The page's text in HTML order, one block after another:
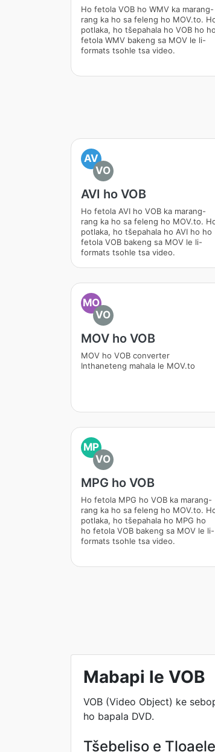
Ho fetola VOB ho WMV ka marang-
rang ka ho sa feleng ho MOV.to.
potlaka, ho tšepahala ho VOB ho ho
fetola WMV bakeng sa MOV le li-
formats tsohle tsa video.
AV
VO
AVI ho VOB
Ho fetola AVI ho VOB ka marang-
rang ka ho sa feleng ho MOV.to.
potlaka, ho tšepahala ho AVI ho ho
fetola VOB bakeng sa MOV le li-
formats tsohle tsa video.
MO
VO
MOV ho VOB
MOV ho VOB converter
Inthaneteng mahala le MOV.to
MP
VO
MPG ho VOB
Ho fetola MPG ho VOB ka marang-
rang ka ho sa feleng ho MOV.to.
potlaka, ho tšepahala ho MPG ho
ho fetola VOB bakeng sa MOV le li-
formats tsohle tsa video.
Mabapi le VOB
VOB (Video Object) ke
ho bapala DVD.
Tšebeliso e